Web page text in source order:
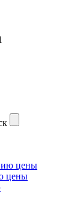
цены
цены